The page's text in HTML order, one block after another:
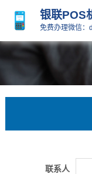
银联POS
免费办理微信：
联系人